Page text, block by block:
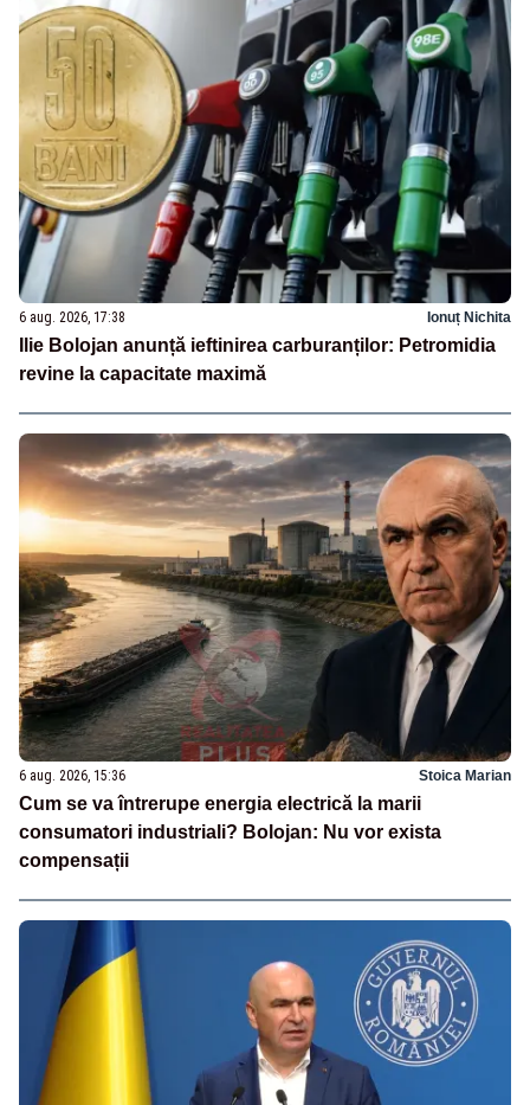
6 aug. 2026, 17:38 Ionuț Nichita
Ilie Bolojan anunță ieftinirea carburanților: Petromidia
revine la capacitate maximă
6 aug. 2026, 15:36 Stoica Marian
Cum se va întrerupe energia electrică la marii
consumatori industriali? Bolojan: Nu vor exista
compensații